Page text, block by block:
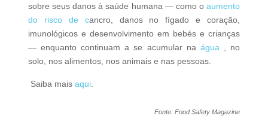
sobre seus danos à saúde humana — como oaumento
do risco de cancro, danos no fígado e coração,
imunológicos e desenvolvimento em bebés e crianças
— enquanto continuam a se acumular na água , no
solo, nos alimentos, nos animais e nas pessoas.
Saiba mais aqui.
Fonte: Food Safety Magazine